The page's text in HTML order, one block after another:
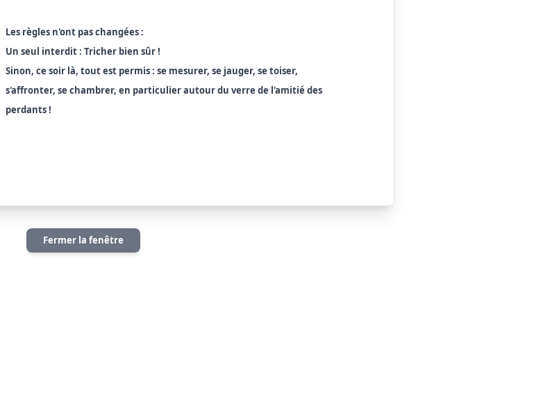
Les règles n'ont pas changées :
Un seul interdit : Tricher bien sûr !
Sinon, ce soir là, tout est permis : se mesurer, se jauger, se toiser,
s'affronter, se chambrer, en particulier autour du verre de l'amitié des
Fermer la fenêtre